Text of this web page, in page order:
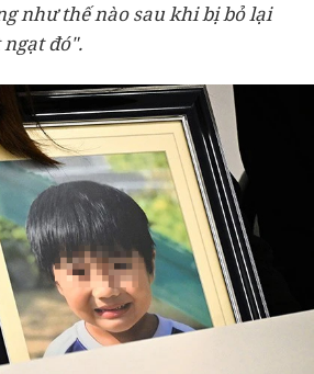
như thế nào sau khi bị bỏ lại
đó".